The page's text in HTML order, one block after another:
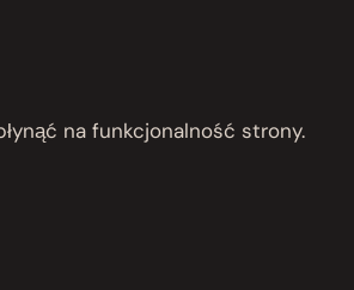
na funkcjonalność strony.